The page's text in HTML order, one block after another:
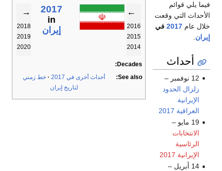
←
2016
2015
2014
2017
in
إيران
→
2018
2019
2020
Decades:
See also:
أحداث أخرى في 2017
خط زمني
لتاريخ إيران
فيما يلي قوائم
الأحداث التي وقعت
خلال عام 2017 في
إيران
أحداث
12 نوفمبر –
زلزال الحدود
الإيرانية
العراقية 2017
19 مايو –
الانتخابات
الرئاسية
الإيرانية 2017
14 أبريل –